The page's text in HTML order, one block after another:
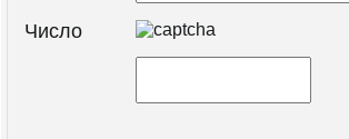
Число